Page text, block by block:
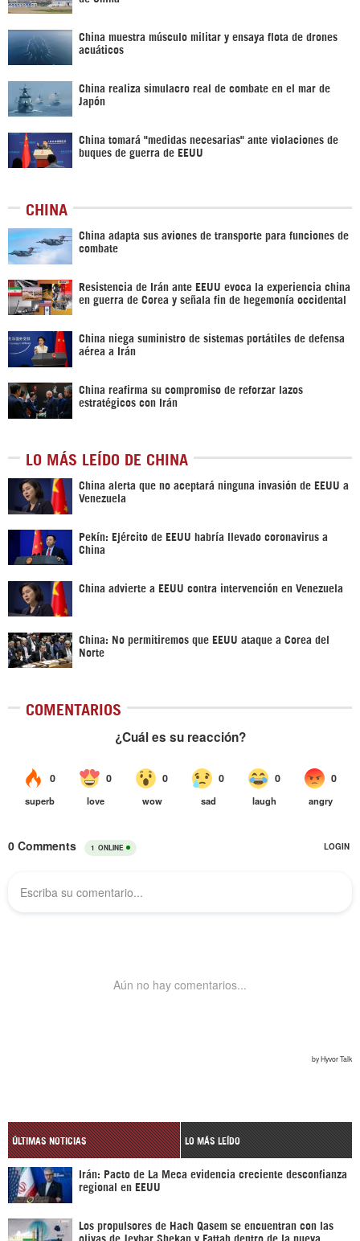
China muestra músculo militar y ensaya flota de drones
acuáticos
China realiza simulacro real de combate en el mar de
Japón
China tomará "medidas necesarias" ante violaciones de
buques de guerra de EEUU
CHINA
China adapta sus aviones de transporte para funciones de
combate
Resistencia de Irán ante EEUU evoca la experiencia china
en guerra de Corea y señala fin de hegemonía occidental
China niega suministro de sistemas portátiles de defensa
aérea a Irán
China reafirma su compromiso de reforzar lazos
estratégicos con Irán
LO MÁS LEÍDO DE CHINA
China alerta que no aceptará ninguna invasión de EEUU a
Venezuela
Pekín: Ejército de EEUU habría llevado coronavirus a
China
China advierte a EEUU contra intervención en Venezuela
China: No permitiremos que EEUU ataque a Corea del
Norte
COMENTARIOS
ÚLTIMAS NOTICIAS LO MÁS LEÍDO
Irán: Pacto de La Meca evidencia creciente desconfianza
regional en EEUU
Los propulsores de Hach Qasem se encuentran con las
ojivas de Jeybar Shekan y Fattah dentro de la nueva